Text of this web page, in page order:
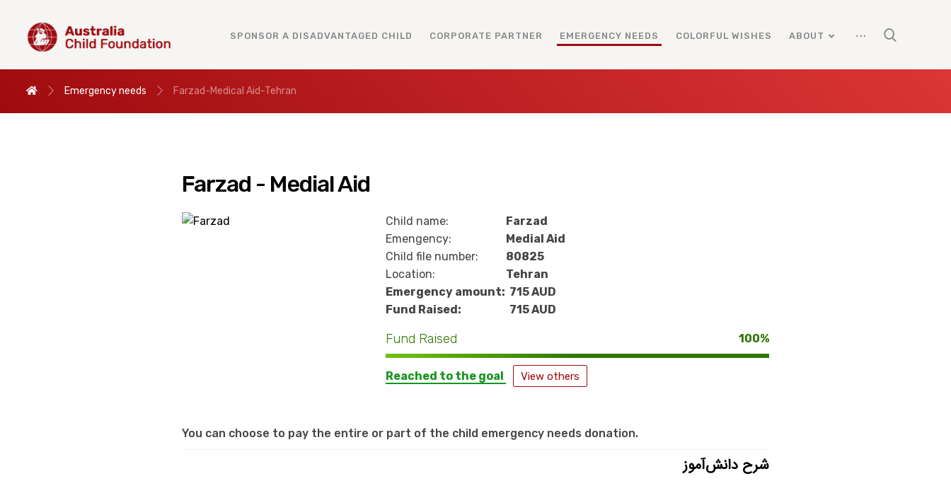
SPONSOR A DISADVANTAGED CHILD CORPORATE PARTNER EMERGENCY NEEDS COLORFUL WISHES ABOUT
Emergency needs Farzad-Medical Aid-Tehran
Farzad - Medial Aid
Child name:
Farzad
Emengency:
Medial Aid
Child file number:
80825
Location:
Tehran
Emergency amount: 715 AUD
Fund Raised:
715 AUD
Fund Raised 100%
Reached to the goal View others
You can choose to pay the entire or part of the child emergency needs donation.
شرح دانش‌آموز